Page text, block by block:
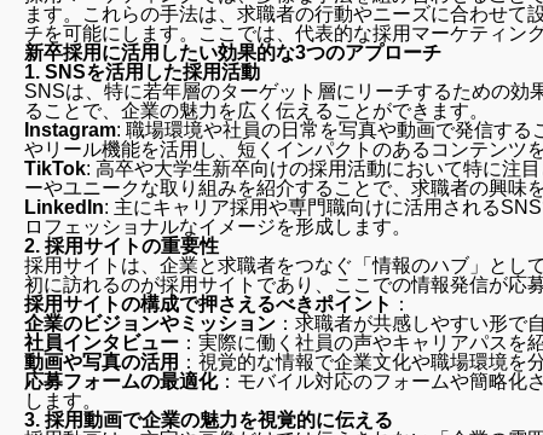
ます。これらの手法は、求職者の行動やニーズに合わせ
チを可能にします。ここでは、代表的な採用マーケティン
新卒採用に活用したい効果的な3つのアプローチ
1. SNSを活用した採用活動
SNSは、特に若年層のターゲット層にリーチするための
ることで、企業の魅力を広く伝えることができます。
Instagram: 職場環境や社員の日常を写真や動画で発信す
やリール機能を活用し、短くインパクトのあるコンテンツ
TikTok: 高卒や大学生新卒向けの採用活動において特に注
ーやユニークな取り組みを紹介することで、求職者の興味
LinkedIn: 主にキャリア採用や専門職向けに活用される
ロフェッショナルなイメージを形成します。
2. 採用サイトの重要性
採用サイトは、企業と求職者をつなぐ「情報のハブ」と
初に訪れるのが採用サイトであり、ここでの情報発信が応
採用サイトの構成で押さえるべきポイント ：
企業のビジョンやミッション ：求職者が共感しやすい形で
社員インタビュー ：実際に働く社員の声やキャリアパスを
動画や写真の活用 ：視覚的な情報で企業文化や職場環境を
応募フォームの最適化：モバイル対応のフォームや簡略化
します。
3. 採用動画で企業の魅力を視覚的に伝える